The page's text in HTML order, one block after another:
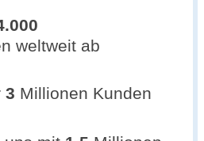
weltweit ab
3 Millionen Kunden